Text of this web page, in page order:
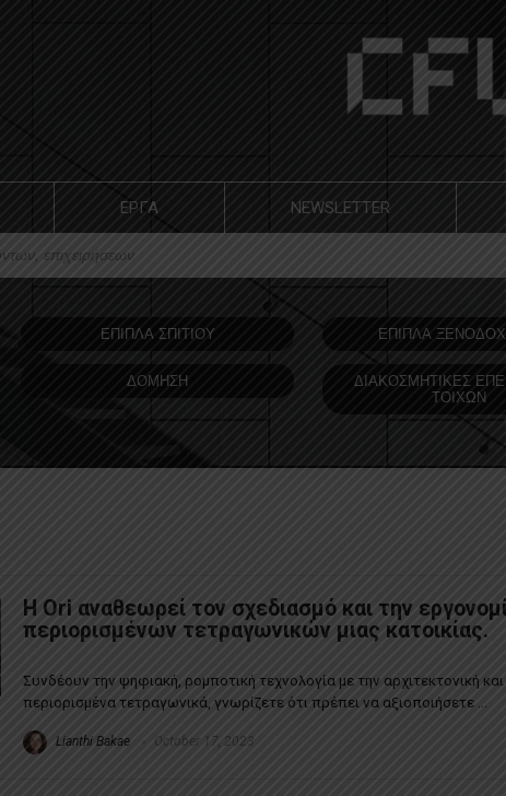
ΕΡΓΑ NEWSLETTER
ΕΠΙΠΛΑ ΣΠΙΤΙΟΥ ΕΠΙΠΛΑ
ΔΟΜΗΣΗ
ΔΙΑΚΟΣΜΗΤΙΚΕΣ
ΤΟΙΧΩΝ
Η Ori αναθεωρεί τον σχεδιασμό και την
περιορισμένων τετραγωνικών μιας κατοικίας.
Συνδέουν την ψηφιακή, ρομποτική τεχνολογία με την αρχιτεκτονική
περιορισμένα τετραγωνικά, γνωρίζετε ότι πρέπει να αξιοποιήσετε ...
Lianthi Βakae October 17, 2023